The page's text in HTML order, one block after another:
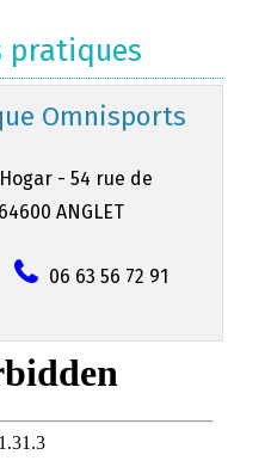
pratiques
Omnisports
- 54 rue de
ANGLET
06 63 56 72 91